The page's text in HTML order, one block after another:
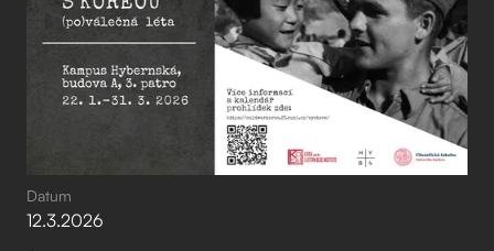
Datum
12.3.2026